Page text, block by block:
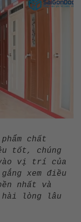
chất
tốt, chúng
vị trí của
xem điều
nhất và
hài lòng lâu